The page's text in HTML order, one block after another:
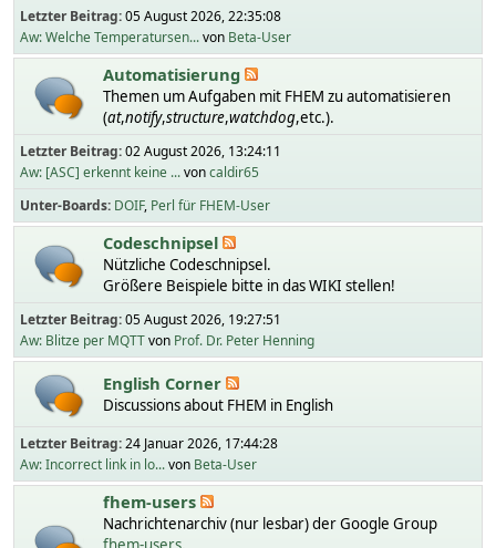
Letzter Beitrag:05 August 2026, 22:35:08
Aw: Welche Temperatursen...von Beta-User
Automatisierung
Themen um Aufgaben mit FHEM zu automatisieren
(at,notify,structure,watchdog,etc.).
Letzter Beitrag:02 August 2026, 13:24:11
Aw: [ASC] erkennt keine ...voncaldir65
Unter-Boards DOIF Perl für FHEM-User
Codeschnipsel
Nützliche Codeschnipsel.
Größere Beispiele bitte in das WIKI stellen!
Letzter Beitrag:05 August 2026, 19:27:51
Aw: Blitze per MQTTvon Prof. Dr. Peter Henning
English Corner
Discussions about FHEM in English
Letzter Beitrag:24 Januar 2026, 17:44:28
Aw: Incorrect link in lo...von Beta-User
fhem-users
Nachrichtenarchiv (nur lesbar) der Google Group